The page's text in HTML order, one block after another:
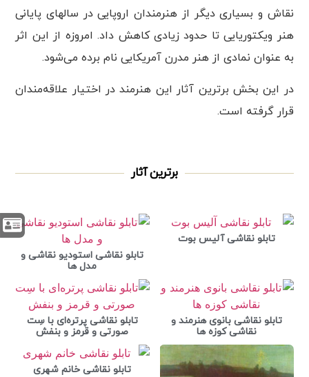
نقاش و بسیاری دیگر از هنرمندان اروپایی در سالهای پایانی
هنر ویکتوریایی تا حدود زیادی کاهش داد. امروزه از این اثر
به عنوان نمادی از هنر مدرن آمریکایی نام برده می‌شود.
در این بخش برترین آثار این هنرمند در اختیار علاقه‌مندان
قرار گرفته است.
برترین آثار
تابلو نقاشی آلیس بوت
تابلو نقاشی استودیو نقاشی و
مدل ها
تابلو نقاشی بانوی هنرمند و
نقاشی کوزه ها
تابلو نقاشی پرتره‌ای با سِت
صورتی و قرمز و بنفش
تابلو نقاشی خانم شهری